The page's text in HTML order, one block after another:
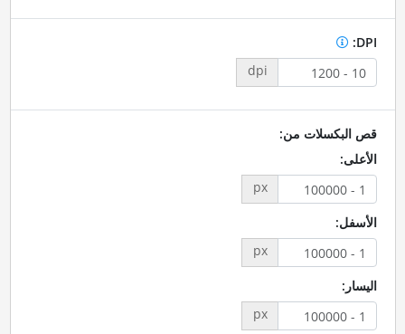
DPI:
dpi
قص البكسلات من:
الأعلى:
px
الأسفل:
px
اليسار:
px